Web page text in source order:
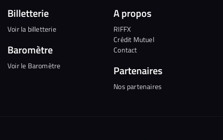
Billetterie
Voir la billetterie
Baromètre
Voir le Baromètre
A propos
RIFFX
Crédit Mutuel
Contact
Partenaires
Nos partenaires